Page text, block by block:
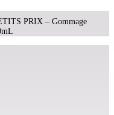
PRIX – Gommage